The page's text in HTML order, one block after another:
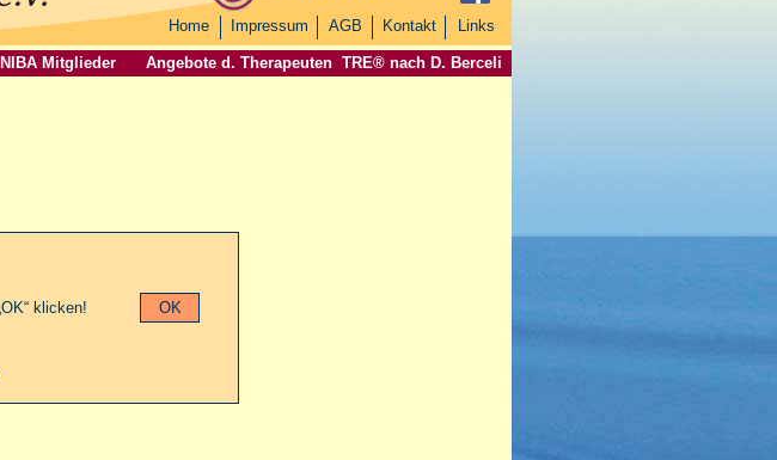
Home Impressum AGB Kontakt Links
NIBA Mitglieder Angebote d. Therapeuten TRE® nach D. Berceli
klicken!